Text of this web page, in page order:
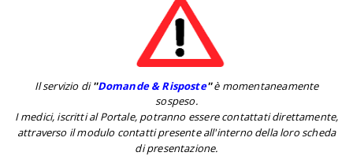
Il servizio di''Domande & Risposte''è momentaneamente
sospeso.
I medici, iscritti al Portale, potranno essere contattati direttamente,
attraverso il modulo contatti presente all'interno della loro scheda
di presentazione.